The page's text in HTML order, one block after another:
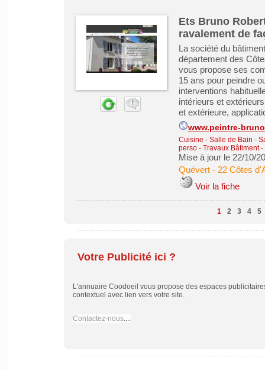
Ets Bruno
ravalement de
La société du
département des
vous propose ses
15 ans pour peindre
interventions
intérieurs et
et extérieure,
www.peintre-
Cuisine - Salle de Bain -
perso- Travaux Bâtiment
Mise à jour le 22/10/
Quévert- 22 Côtes
Voir la fiche
1 2 3 4 5
Votre Publicité ici ?
L'annuaire Coodoeil vous propose des espaces
contextuel avec lien vers votre site.
Contactez-nous....